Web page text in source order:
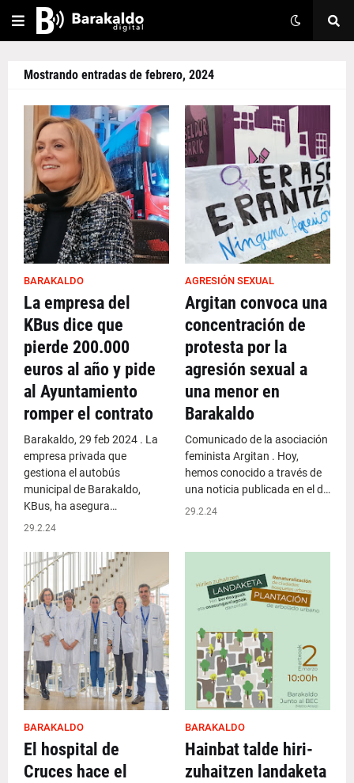
Mostrando entradas de febrero, 2024
BARAKALDO
La empresa del
KBus dice que
pierde 200.000
euros al año y pide
al Ayuntamiento
romper el contrato
Barakaldo, 29 feb 2024 . La
empresa privada que
gestiona el autobús
municipal de Barakaldo,
KBus, ha asegura…
29.2.24
AGRESIÓN SEXUAL
Argitan convoca una
concentración de
protesta por la
agresión sexual a
una menor en
Barakaldo
Comunicado de la asociación
feminista Argitan . Hoy,
hemos conocido a través de
una noticia publicada en el d…
29.2.24
BARAKALDO
El hospital de
Cruces hace el
BARAKALDO
Hainbat talde hiri-
zuhaitzen landaketa